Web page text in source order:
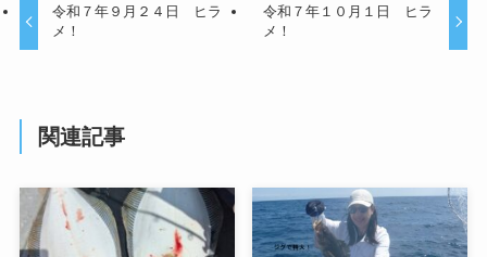
令和７年９月２４日 ヒラ
メ！
令和７年１０月１日 ヒラ
メ！
関連記事